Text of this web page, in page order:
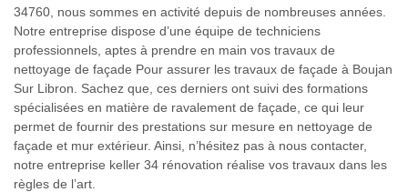
34760, nous sommes en activité depuis de nombreuses années.
Notre entreprise dispose d’une équipe de techniciens
professionnels, aptes à prendre en main vos travaux de
nettoyage de façade Pour assurer les travaux de façade à Boujan
Sur Libron. Sachez que, ces derniers ont suivi des formations
spécialisées en matière de ravalement de façade, ce qui leur
permet de fournir des prestations sur mesure en nettoyage de
façade et mur extérieur. Ainsi, n’hésitez pas à nous contacter,
notre entreprise keller 34 rénovation réalise vos travaux dans les
règles de l’art.